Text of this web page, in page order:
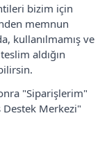
bizim için
memnun
kullanılmamış ve
aldığın
"Siparişlerim"
Merkezi"